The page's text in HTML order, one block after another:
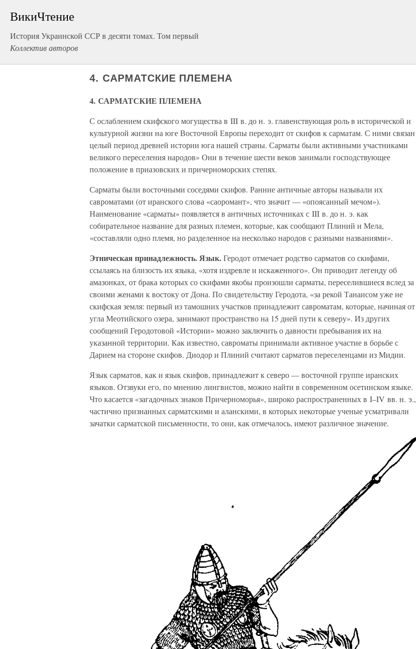
ВикиЧтение
История Украинской ССР в десяти томах. Том первый
Коллектив авторов
4. САРМАТСКИЕ ПЛЕМЕНА
4. САРМАТСКИЕ ПЛЕМЕНА
С ослаблением скифского могущества в III в. до н. э. главенствующая роль в исторической и
культурной жизни на юге Восточной Европы переходит от скифов к сарматам. С ними связан
целый период древней истории юга нашей страны. Сарматы были активными участниками
великого переселения народов» Они в течение шести веков занимали господствующее
положение в приазовских и причерноморских степях.
Сарматы были восточными соседями скифов. Ранние античные авторы называли их
савроматами (от иранского слова «саоромант», что значит — «опоясанный мечом»).
Наименование «сарматы» появляется в античных источниках с III в. до н. э. как
собирательное название для разных племен, которые, как сообщают Плиний и Мела,
«составляли одно племя, но разделенное на несколько народов с разными названиями».
Этническая принадлежность. Язык.Геродот отмечает родство сарматов со скифами,
ссылаясь на близость их языка, «хотя издревле и искаженного». Он приводит легенду об
амазонках, от брака которых со скифами якобы произошли сарматы, переселившиеся вслед за
своими женами к востоку от Дона. По свидетельству Геродота, «за рекой Танаисом уже не
скифская земля: первый из тамошних участков принадлежит савроматам, которые, начиная от
угла Меотийского озера, занимают пространство на 15 дней пути к северу». Из других
сообщений Геродотовой «Истории» можно заключить о давности пребывания их на
указанной территории. Как известно, савроматы принимали активное участие в борьбе с
Дарием на стороне скифов. Диодор и Плиний считают сарматов переселенцами из Мидии.
Язык сарматов, как и язык скифов, принадлежит к северо — восточной группе иранских
языков. Отзвуки его, по мнению лингвистов, можно найти в современном осетинском языке.
Что касается «загадочных знаков Причерноморья», широко распространенных в I–IV вв. н. э.,
частично признанных сарматскими и аланскими, в которых некоторые ученые усматривали
зачатки сарматской письменности, то они, как отмечалось, имеют различное значение.